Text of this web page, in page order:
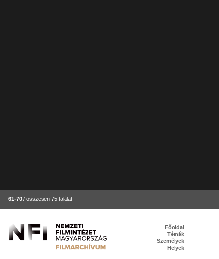
61-70 / összesen 75 találat
Főoldal
Témák
Személyek
Helyek